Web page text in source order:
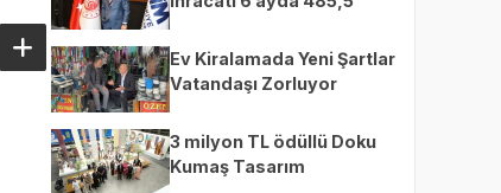
Ev Kiralamada Yeni Şartlar
Vatandaşı Zorluyor
3 milyon TL ödüllü Doku
Kumaş Tasarım